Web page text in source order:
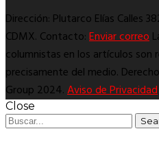
Dirección: Plutarco Elías Calles
CDMX. Contacto:Enviar correo
columnistas en los artículos son
precisamente del medio.
Group 2024.Aviso de Privacidad
Close